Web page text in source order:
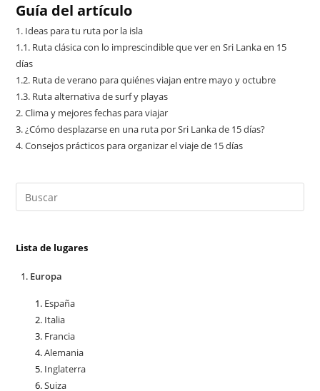
Guía del artículo
1. Ideas para tu ruta por la isla
1.1. Ruta clásica con lo imprescindible que ver en Sri Lanka en 15
días
1.2. Ruta de verano para quiénes viajan entre mayo y octubre
1.3. Ruta alternativa de surf y playas
2.Clima y mejores fechas para viajar
3.¿Cómo desplazarse en una ruta por Sri Lanka de 15 días?
4.Consejos prácticos para organizar el viaje de 15 días
Lista de lugares
Europa
España
Italia
Francia
Alemania
Inglaterra
Suiza